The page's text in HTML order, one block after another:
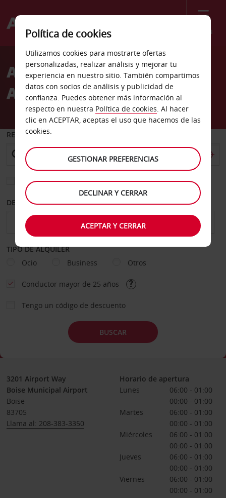
Menú
Welcome
AvisAlquiler de coches
Aeropuerto de Boise
RECOGER EN
Elegir otra oficina de devolución
DESDE HASTA
TIPO DE ALQUILER
Ocio
Business Otros
Conductor mayor de 25 años
Tengo un código de descuento
BUSCAR
3201 Airport Way
Boise Municipal Airport
Boise
83705
Llama al: 208-383-3350
Horario de apertura
Lunes
06:00 - 01:00
00:00 - 01:00
Martes
06:00 - 01:00
00:00 - 01:00
Miércoles
06:00 - 01:00
00:00 - 01:00
Jueves
06:00 - 01:00
00:00 - 01:00
Viernes
06:00 - 01:00
00:00 - 01:00
Política de cookies
Utilizamos cookies para mostrarte ofertas
personalizadas, realizar análisis y mejorar tu
experiencia en nuestro sitio. También compartimos
datos con socios de análisis y publicidad de
confianza. Puedes obtener más información al
respecto en nuestra Política de cookies. Al hacer
clic en ACEPTAR, aceptas el uso que hacemos de las
cookies.
GESTIONAR PREFERENCIAS
DECLINAR Y CERRAR
ACEPTAR Y CERRAR